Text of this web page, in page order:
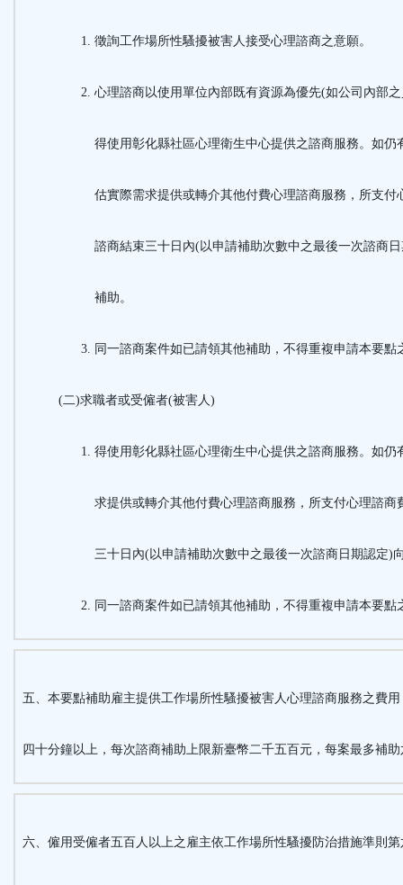
徵詢工作場所性騷擾被害人接受心理諮商之意願。
心理諮商以使用單位內部既有資源為優先(如公司內部
得使用彰化縣社區心理衛生中心提供之諮商服務。如仍
估實際需求提供或轉介其他付費心理諮商服務，所支付
諮商結束三十日內(以申請補助次數中之最後一次諮商
補助。
同一諮商案件如已請領其他補助，不得重複申請本要點
(二)求職者或受僱者(被害人)
得使用彰化縣社區心理衛生中心提供之諮商服務。如仍
求提供或轉介其他付費心理諮商服務，所支付心理諮商
三十日內(以申請補助次數中之最後一次諮商日期認定)
同一諮商案件如已請領其他補助，不得重複申請本要點
五、本要點補助雇主提供工作場所性騷擾被害人心理諮商服務之費
四十分鐘以上，每次諮商補助上限新臺幣二千五百元，每案最多補
六、僱用受僱者五百人以上之雇主依工作場所性騷擾防治措施準則